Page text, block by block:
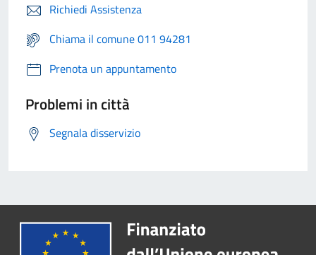
Richiedi Assistenza
Chiama il comune 011 94281
Prenota un appuntamento
Problemi in città
Segnala disservizio